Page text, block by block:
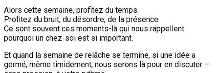
Alors cette semaine, profitez du temps.
Profitez du bruit, du désordre, de la présence.
Ce sont souvent ces moments-là qui nous rappellent
pourquoi un chez-soi est si important.
Et quand la semaine de relâche se termine, si une idée a
germé, même timidement, nous serons là pour en discuter —